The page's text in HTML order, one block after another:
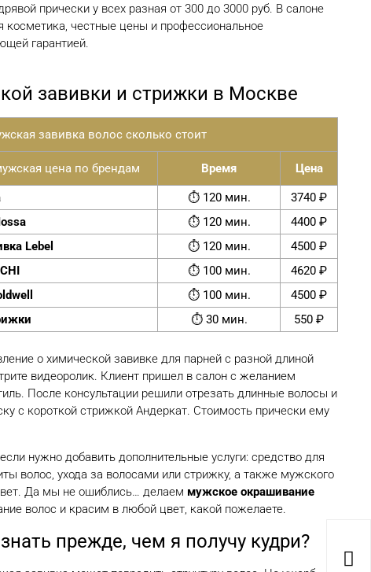
прически у всех разная от 300 до 3000 руб. В салоне
косметика, честные цены и профессиональное
гарантией.
завивки и стрижки в Москве
завивка волос сколько стоит
цена по брендам Время Цена
⏱ 120 мин.
3740 ₽
⏱ 120 мин.
4400 ₽
Lebel
⏱ 120 мин.
4500 ₽
⏱ 100 мин.
4620 ₽
⏱ 100 мин.
4500 ₽
⏱ 30 мин. 550 ₽
о химической завивке для парней с разной длиной
видеоролик. Клиент пришел в салон с желанием
После консультации решили отрезать длинные волосы и
с короткой стрижкой Андеркат. Стоимость прически ему
нужно добавить дополнительные услуги: средство для
волос, ухода за волосами или стрижку, а также мужского
Да мы не ошиблись… делаем мужское окрашивание
волос и красим в любой цвет, какой пожелаете.
прежде, чем я получу кудри?
